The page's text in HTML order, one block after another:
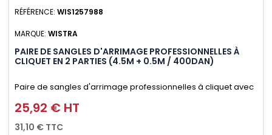
RÉFÉRENCE: WIS1257988
MARQUE: WISTRA
PAIRE DE SANGLES D'ARRIMAGE PROFESSIONNELLES À
CLIQUET EN 2 PARTIES (4.5M + 0.5M / 400DAN)
Paire de sangles d'arrimage professionnelles à cliquet avec
crochet en 2 parties (4.5M + 0.5M / 400daN), simple et rapide
d'utilisation. Permet d'arrimer et de sécuriser
Prix
25,92 € HT
31,10 € TTC